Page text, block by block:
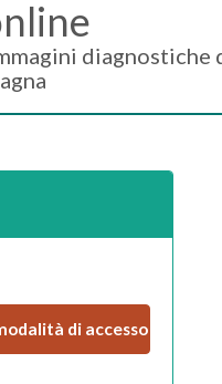
diagnostiche
di accesso